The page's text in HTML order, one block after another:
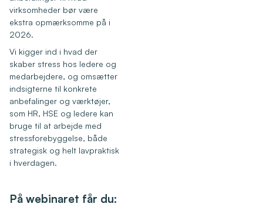
virksomheder bør være
ekstra opmærksomme på i
2026.
Vi kigger ind i hvad der
skaber stress hos ledere og
medarbejdere, og omsætter
indsigterne til konkrete
anbefalinger og værktøjer,
som HR, HSE og ledere kan
bruge til at arbejde med
stressforebyggelse, både
strategisk og helt lavpraktisk
i hverdagen.
På webinaret får du: